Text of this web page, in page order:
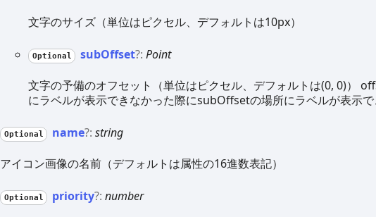
文字のサイズ（単位はピクセル、デフォルトは10px）
Optional subOffset?:Point
文字の予備のオフセット（単位はピクセル、デフォルトは(0, 0)）
にラベルが表示できなかった際にsubOffsetの場所にラベルが表示
Optional name?:string
アイコン画像の名前（デフォルトは属性の16進数表記）
Optional priority?:number